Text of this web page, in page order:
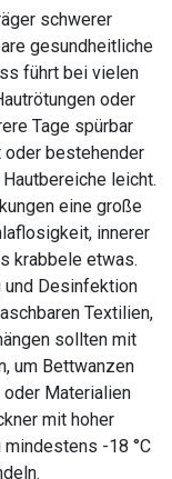
schwerer
gesundheitliche
führt bei vielen
oder
Tage spürbar
bestehender
leicht.
eine große
innerer
krabbele etwas.
und Desinfektion
Textilien,
sollten mit
um Bettwanzen
Materialien
mit hoher
-18 °C